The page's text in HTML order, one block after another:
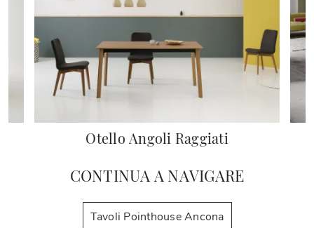
Otello Angoli Raggiati
CONTINUA A NAVIGARE
Tavoli Pointhouse Ancona